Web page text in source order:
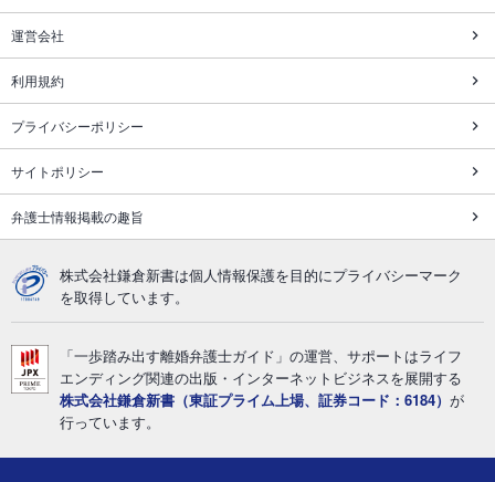
運営会社
利用規約
プライバシーポリシー
サイトポリシー
弁護士情報掲載の趣旨
株式会社鎌倉新書は個人情報保護を目的にプライバシーマーク
を取得しています。
「一歩踏み出す離婚弁護士ガイド」の運営、サポートはライフ
エンディング関連の出版・インターネットビジネスを展開する
株式会社鎌倉新書（東証プライム上場、証券コード：6184） が
行っています。